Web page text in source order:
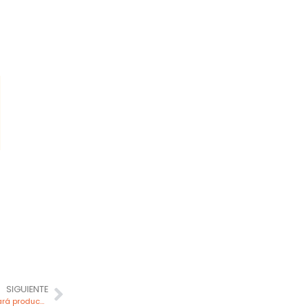
SIGUIENTE
Proyecto San Gabriel de Buenaventura impulsará producción de oro en Moquegua